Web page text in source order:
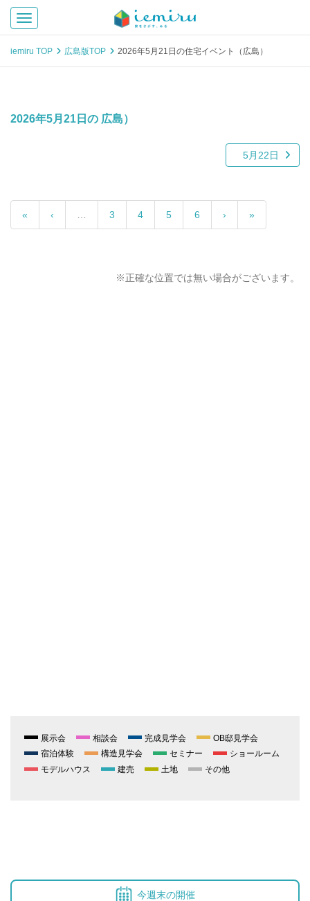
Toggle navigation
iemiru TOP 広島版TOP 2026年5月21日の住宅イベント（広島）
2026年5月21日の 広島）
5月22日
« ‹ 3 4 5 6 › »
※正確な位置では無い場合がございます。
展示会 相談会 完成見学会
OB邸見学会
宿泊体験
構造見学会 セミナー
ショールーム
モデルハウス
建売 土地 その他
今週末の開催